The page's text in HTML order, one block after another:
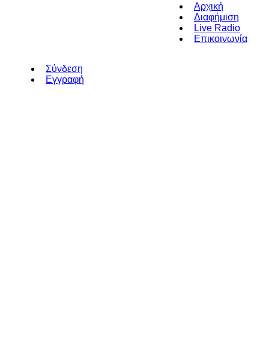
Αρχική
Διαφήμιση
Live Radio
Επικοινωνία
Σύνδεση
Εγγραφή